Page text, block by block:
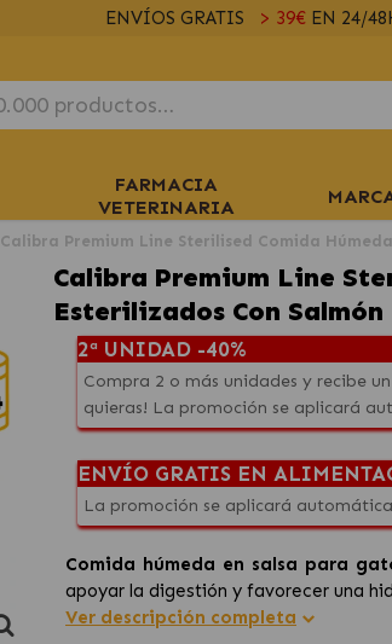
ENVÍOS GRATIS > 39€EN 24/
FARMACIA
VETERINARIA
Calibra Premium Line Sterilised Comida
Calibra Premium Line
Esterilizados Con Salmón
2ª UNIDAD -40%
Compra 2 o más unidades y recibe
quieras! La promoción se aplicará
ENVÍO GRATIS EN
La promoción se aplicará
Comida húmeda en salsa para
apoyar la digestión y favorecer una
Ver descripción completa